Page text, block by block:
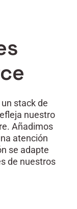
stack de
nuestro
Añadimos
atención
se adapte
de nuestros